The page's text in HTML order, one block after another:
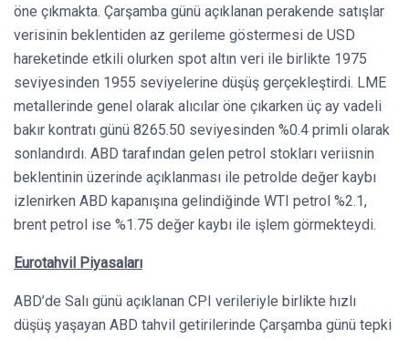
öne çıkmakta. Çarşamba günü açıklanan perakende satışlar
verisinin beklentiden az gerileme göstermesi de USD
hareketinde etkili olurken spot altın veri ile birlikte 1975
seviyesinden 1955 seviyelerine düşüş gerçekleştirdi. LME
metallerinde genel olarak alıcılar öne çıkarken üç ay vadeli
bakır kontratı günü 8265.50 seviyesinden %0.4 primli olarak
sonlandırdı. ABD tarafından gelen petrol stokları veriisnin
beklentinin üzerinde açıklanması ile petrolde değer kaybı
izlenirken ABD kapanışına gelindiğinde WTI petrol %2.1,
brent petrol ise %1.75 değer kaybı ile işlem görmekteydi.
Eurotahvil Piyasaları
ABD’de Salı günü açıklanan CPI verileriyle birlikte hızlı
düşüş yaşayan ABD tahvil getirilerinde Çarşamba günü tepki